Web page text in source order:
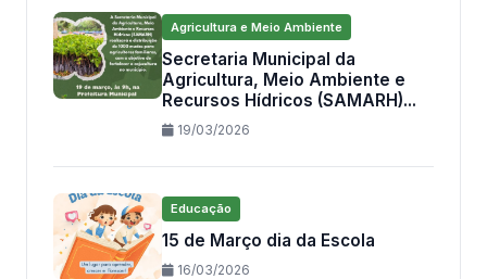
Agricultura e Meio Ambiente
Secretaria Municipal da
Agricultura, Meio Ambiente e
Recursos Hídricos (SAMARH)...
19/03/2026
Educação
15 de Março dia da Escola
16/03/2026